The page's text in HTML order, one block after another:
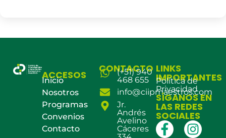
ACCESOS
Inicio
Nosotros
Programas
Convenios
Contacto
CONTACTO
(+51) 940
468 655
info@ciipmaestros.com
Jr.
Andrés
Avelino
Cáceres
LINKS
IMPORTANTES
Política de
Privacidad
SÍGANOS EN
LAS REDES
SOCIALES